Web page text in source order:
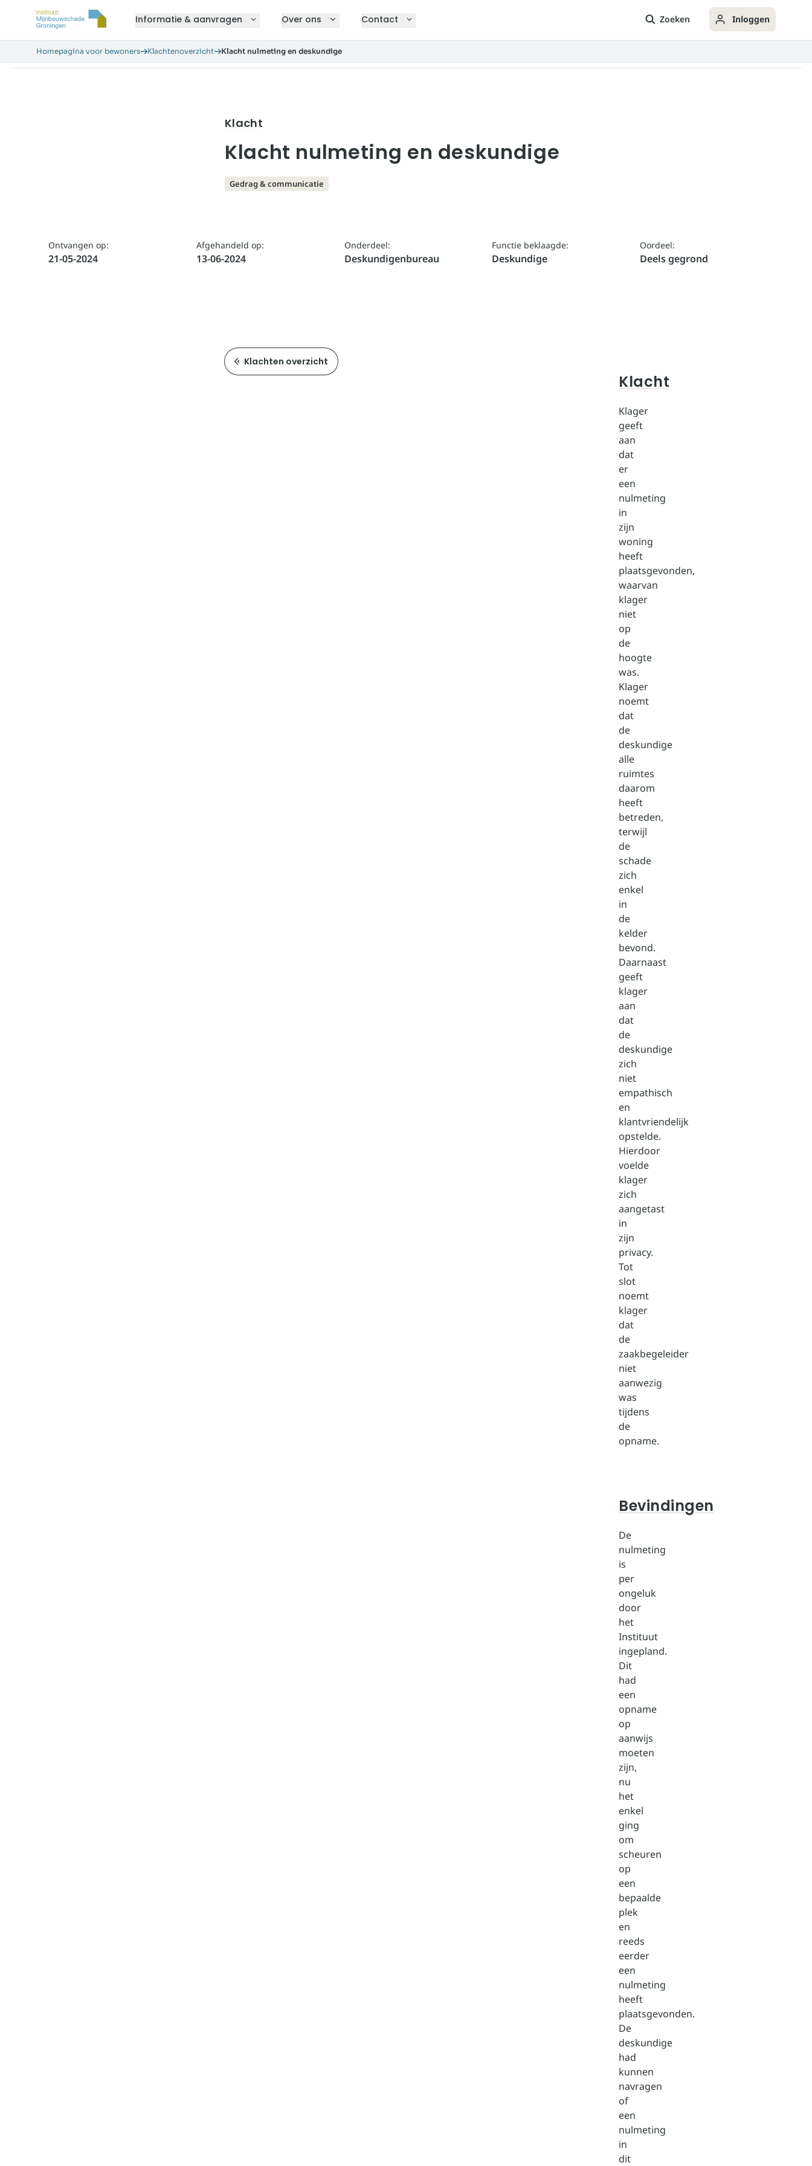
Informatie & aanvragen Over ons Contact Zoeken Inloggen
Homepagina voor bewoners Klachtenoverzicht Klacht nulmeting en deskundige
Klacht nulmeting en deskundige
Klacht
Gedrag & communicatie
Ontvangen op:
21-05-2024
Afgehandeld op:
13-06-2024
Onderdeel:
Deskundigenbureau
Functie beklaagde:
Deskundige
Oordeel:
Deels gegrond
Klachten overzicht
Klacht
Klager
geeft
aan
dat
er
een
nulmeting
in
zijn
woning
heeft
plaatsgevonden,
waarvan
klager
niet
op
de
hoogte
was.
Klager
noemt
dat
de
deskundige
alle
ruimtes
daarom
heeft
betreden,
terwijl
de
schade
zich
enkel
in
de
kelder
bevond.
Daarnaast
geeft
klager
aan
dat
de
deskundige
zich
niet
empathisch
en
klantvriendelijk
opstelde.
Hierdoor
voelde
klager
zich
aangetast
in
zijn
privacy.
Tot
slot
noemt
klager
dat
de
zaakbegeleider
niet
aanwezig
was
tijdens
de
opname.
Bevindingen
De
nulmeting
is
per
ongeluk
door
het
Instituut
ingepland.
Dit
had
een
opname
op
aanwijs
moeten
zijn,
nu
het
enkel
ging
om
scheuren
op
een
bepaalde
plek
en
reeds
eerder
een
nulmeting
heeft
plaatsgevonden.
De
deskundige
had
kunnen
navragen
of
een
nulmeting
in
dit